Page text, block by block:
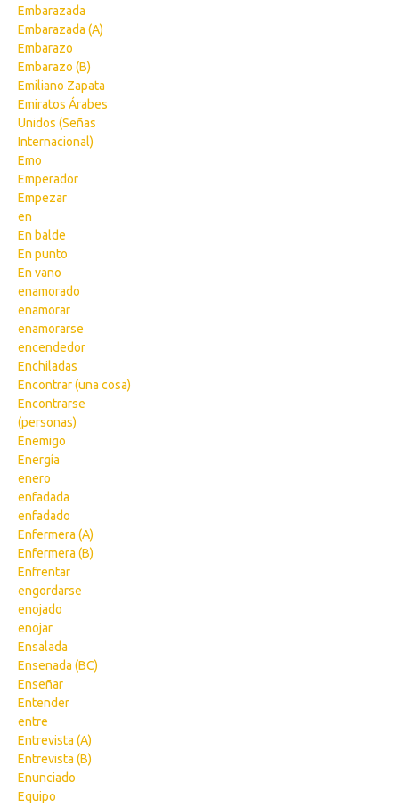
Embarazada
Embarazada (A)
Embarazo
Embarazo (B)
Emiliano Zapata
Emiratos Árabes
Unidos (Señas
Internacional)
Emo
Emperador
Empezar
en
En balde
En punto
En vano
enamorado
enamorar
enamorarse
encendedor
Enchiladas
Encontrar (una cosa)
Encontrarse
(personas)
Enemigo
Energía
enero
enfadada
enfadado
Enfermera (A)
Enfermera (B)
Enfrentar
engordarse
enojado
enojar
Ensalada
Ensenada (BC)
Enseñar
Entender
entre
Entrevista (A)
Entrevista (B)
Enunciado
Equipo